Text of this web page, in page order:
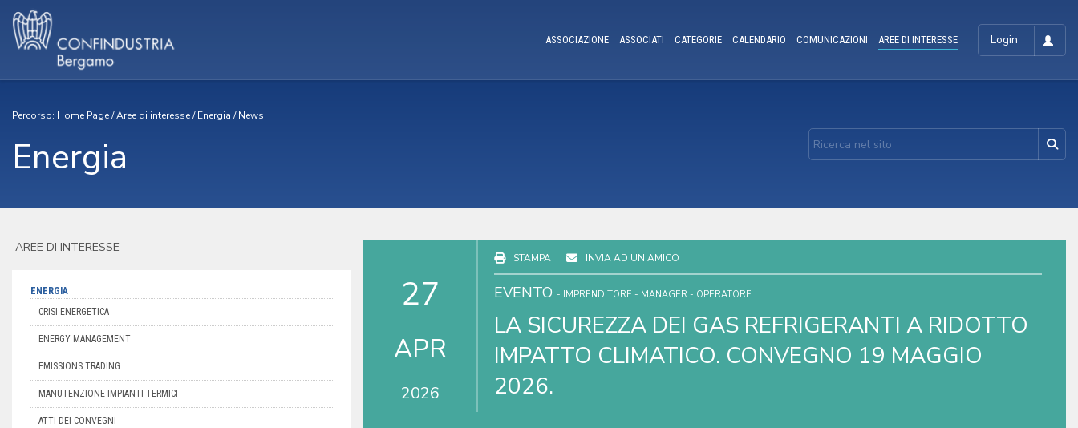
Login
ASSOCIAZIONE ASSOCIATI CATEGORIE CALENDARIO COMUNICAZIONI AREE DI INTERESSE
Percorso: Home Page/Aree di interesse/Energia /News
Energia
AREE DI INTERESSE
ENERGIA
CRISI ENERGETICA
ENERGY MANAGEMENT
EMISSIONS TRADING
MANUTENZIONE IMPIANTI TERMICI
ATTI DEI CONVEGNI
27
APR
2026
STAMPA INVIA AD UN AMICO
EVENTO - IMPRENDITORE - MANAGER - OPERATORE
LA SICUREZZA DEI GAS REFRIGERANTI A RIDOTTO
IMPATTO CLIMATICO. CONVEGNO 19 MAGGIO
2026.